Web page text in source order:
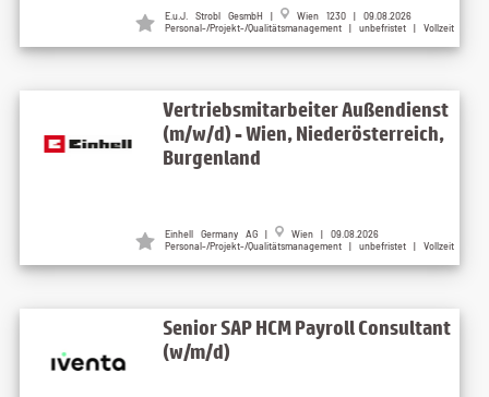
E.u.J. Strobl GesmbH |
Wien 1230 | 09.08.2026
Personal-/Projekt-/Qualitätsmanagement | unbefristet | Vollzeit
Vertriebsmitarbeiter Außendienst
(m/w/d) - Wien, Niederösterreich,
Burgenland
Einhell Germany AG |
Wien | 09.08.2026
Personal-/Projekt-/Qualitätsmanagement | unbefristet | Vollzeit
Senior SAP HCM Payroll Consultant
(w/m/d)